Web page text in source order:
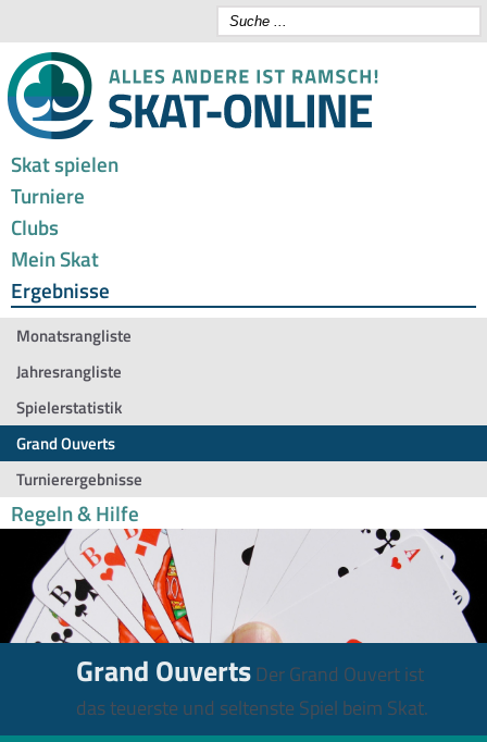
Skat spielen
Turniere
Clubs
Mein Skat
Ergebnisse
Monatsrangliste
Jahresrangliste
Spielerstatistik
Grand Ouverts
Turnierergebnisse
Regeln & Hilfe
Grand OuvertsDer Grand Ouvert ist
das teuerste und seltenste Spiel beim Skat.